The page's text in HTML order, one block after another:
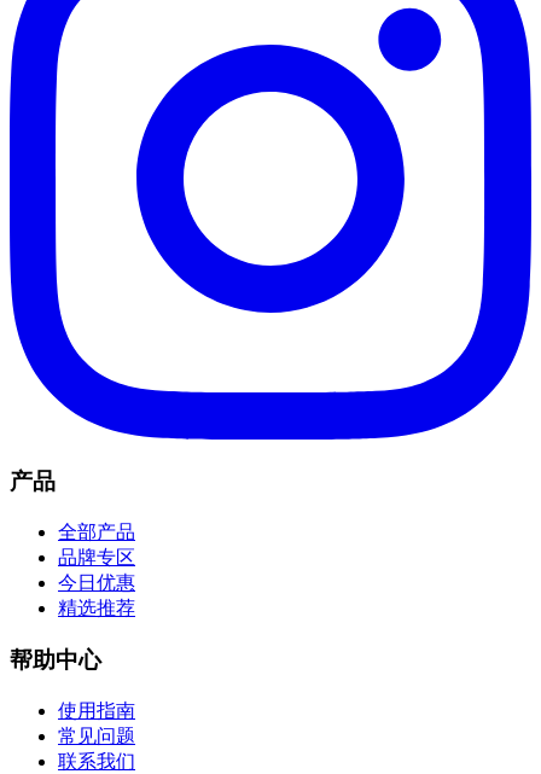
产品
全部产品
品牌专区
今日优惠
精选推荐
帮助中心
使用指南
常见问题
联系我们